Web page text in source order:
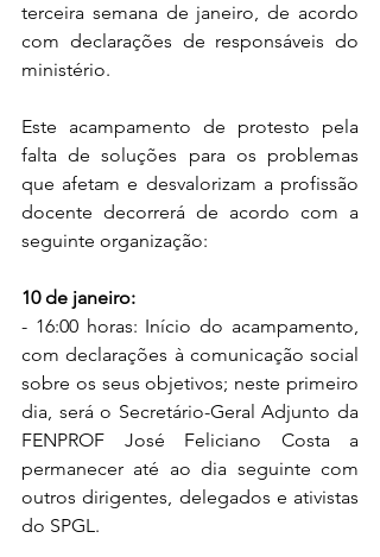
terceira semana de janeiro, de acordo
com declarações de responsáveis do
ministério.
Este acampamento de protesto pela
falta de soluções para os problemas
que afetam e desvalorizam a profissão
docente decorrerá de acordo com a
seguinte organização:
10 de janeiro:
- 16:00 horas: Início do acampamento,
com declarações à comunicação social
sobre os seus objetivos; neste primeiro
dia, será o Secretário-Geral Adjunto da
FENPROF José Feliciano Costa a
permanecer até ao dia seguinte com
outros dirigentes, delegados e ativistas
do SPGL.